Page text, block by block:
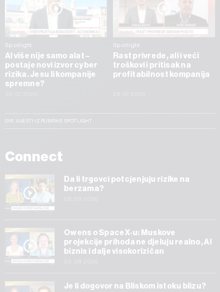
Spotlight
AI više nije samo alat –
postaje novi izvor cyber
rizika. Jesu li kompanije
spremne?
Spotlight
Rast privrede, ali i veći
troškovi i pritisak na
profitabilnost kompanija
SVE VIJESTI IZ RUBRIKE SPOTLIGHT
Connect
Da li trgovci potcjenjuju rizike na
berzama?
Owens o SpaceX-u: Muskove
projekcije prihoda ne djeluju realno, AI
biznis i dalje visokorizičan
Je li dogovor na Bliskom istoku blizu?